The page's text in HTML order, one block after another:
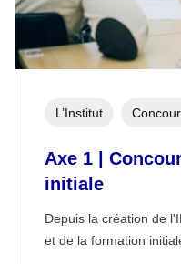
Axe 1 |
initiale
Depuis la création de
et de la formation
L’Institut